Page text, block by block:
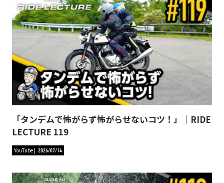
「タンデムで怖がらず怖がらせないコツ！」｜RIDE
LECTURE 119
YouTube 2026/07/14